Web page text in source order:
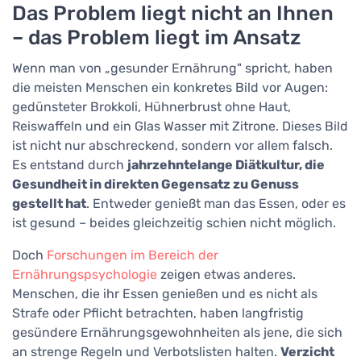
Das Problem liegt nicht an Ihnen
– das Problem liegt im Ansatz
Wenn man von „gesunder Ernährung" spricht, haben
die meisten Menschen ein konkretes Bild vor Augen:
gedünsteter Brokkoli, Hühnerbrust ohne Haut,
Reiswaffeln und ein Glas Wasser mit Zitrone. Dieses Bild
ist nicht nur abschreckend, sondern vor allem falsch.
Es entstand durch jahrzehntelange Diätkultur, die
Gesundheit in direkten Gegensatz zu Genuss
gestellt hat. Entweder genießt man das Essen, oder es
ist gesund – beides gleichzeitig schien nicht möglich.
Doch Forschungen im Bereich der
Ernährungspsychologie zeigen etwas anderes.
Menschen, die ihr Essen genießen und es nicht als
Strafe oder Pflicht betrachten, haben langfristig
gesündere Ernährungsgewohnheiten als jene, die sich
an strenge Regeln und Verbotslisten halten. Verzicht